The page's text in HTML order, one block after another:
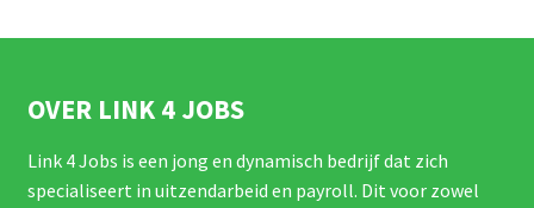
OVER LINK 4 JOBS
Link 4 Jobs is een jong en dynamisch bedrijf dat zich
specialiseert in uitzendarbeid en payroll. Dit voor zowel